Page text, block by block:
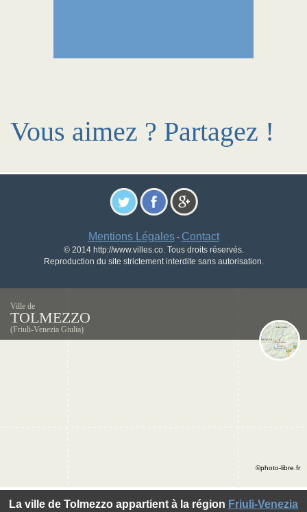
Vous aimez ? Partagez !
Mentions Légales- Contact
© 2014 http://www.villes.co. Tous droits réservés.
Reproduction du site strictement interdite sans autorisation.
Ville de
TOLMEZZO
(Friuli-Venezia Giulia)
La ville de Tolmezzo appartient à la région Friuli-Venezia
©photo-libre.fr